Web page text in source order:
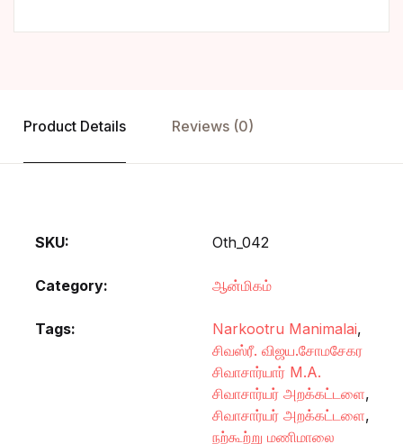
Product Details Reviews (0)
SKU: Oth_042
Category: ஆன்மிகம்
Tags: Narkootru Manimalai,
சிவஸ்ரீ. விஜய.சோமசேகர
சிவாசார்யார் M.A.
சிவாசார்யர் அறக்கட்டளை,
சிவாசார்யர் அறக்கட்டளை,
நற்கூற்று மணிமாலை